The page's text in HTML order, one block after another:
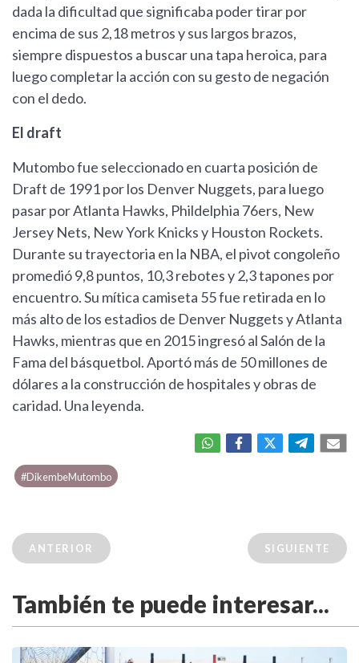
dada la dificultad que significaba poder tirar por
encima de sus 2,18 metros y sus largos brazos,
siempre dispuestos a buscar una tapa heroica, para
luego completar la acción con su gesto de negación
con el dedo.
El draft
Mutombo fue seleccionado en cuarta posición de
Draft de 1991 por los Denver Nuggets, para luego
pasar por Atlanta Hawks, Phildelphia 76ers, New
Jersey Nets, New York Knicks y Houston Rockets.
Durante su trayectoria en la NBA, el pivot congoleño
promedió 9,8 puntos, 10,3 rebotes y 2,3 tapones por
encuentro. Su mítica camiseta 55 fue retirada en lo
más alto de los estadios de Denver Nuggets y Atlanta
Hawks, mientras que en 2015 ingresó al Salón de la
Fama del básquetbol. Aportó más de 50 millones de
dólares a la construcción de hospitales y obras de
caridad. Una leyenda.
#DikembeMutombo
ANTERIOR SIGUIENTE
También te puede interesar...